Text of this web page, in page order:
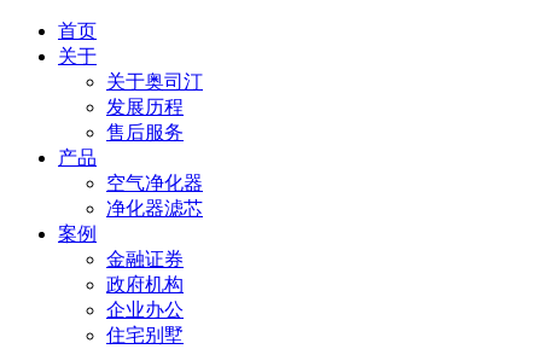
首页
关于
关于奥司汀
发展历程
售后服务
产品
空气净化器
净化器滤芯
案例
金融证券
政府机构
企业办公
住宅别墅